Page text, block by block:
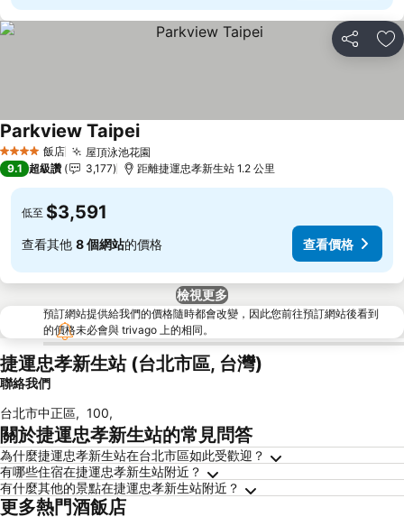
分享 加
4 星級 飯店 屋頂泳池花園
Parkview Taipei查看價格
9.1 超級讚 3,177 距離捷運忠孝新生站 1.2 公里
低至 $3,591
查看其他 8 個網站的價格 查看價格
檢視更多
預訂網站提供給我們的價格隨時都會改變，因此您前往預訂網站後看到
的價格未必會與 trivago 上的相同。
捷運忠孝新生站 (台北市區, 台灣)
聯絡我們
台北市中正區, 100,
關於捷運忠孝新生站的常見問答
為什麼捷運忠孝新生站在台北市區如此受歡迎？
有哪些住宿在捷運忠孝新生站附近？
有什麼其他的景點在捷運忠孝新生站附近？
更多熱門酒飯店